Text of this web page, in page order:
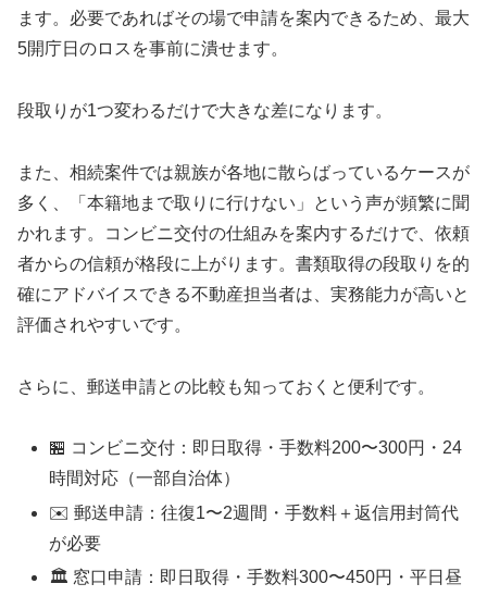
ます。必要であればその場で申請を案内できるため、最大
5開庁日のロスを事前に潰せます。
段取りが1つ変わるだけで大きな差になります。
また、相続案件では親族が各地に散らばっているケースが
多く、「本籍地まで取りに行けない」という声が頻繁に聞
かれます。コンビニ交付の仕組みを案内するだけで、依頼
者からの信頼が格段に上がります。書類取得の段取りを的
確にアドバイスできる不動産担当者は、実務能力が高いと
評価されやすいです。
さらに、郵送申請との比較も知っておくと便利です。
🏪 コンビニ交付：即日取得・手数料200〜300円・24
時間対応（一部自治体）
✉️ 郵送申請：往復1〜2週間・手数料＋返信用封筒代
が必要
🏛️ 窓口申請：即日取得・手数料300〜450円・平日昼